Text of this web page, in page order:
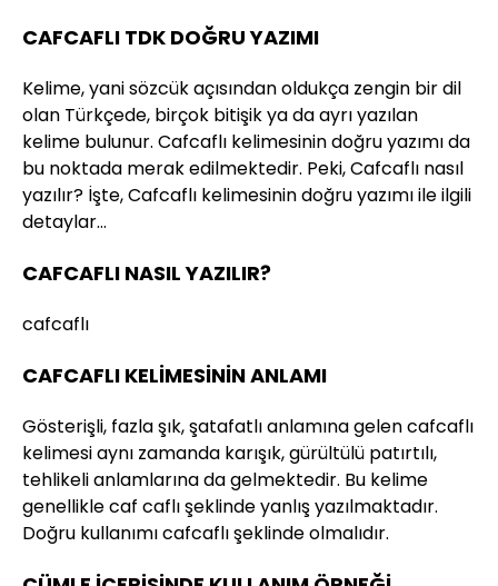
CAFCAFLI TDK DOĞRU YAZIMI
Kelime, yani sözcük açısından oldukça zengin bir dil
olan Türkçede, birçok bitişik ya da ayrı yazılan
kelime bulunur. Cafcaflı kelimesinin doğru yazımı da
bu noktada merak edilmektedir. Peki, Cafcaflı nasıl
yazılır? İşte, Cafcaflı kelimesinin doğru yazımı ile ilgili
detaylar…
CAFCAFLI NASIL YAZILIR?
cafcaflı
CAFCAFLI KELİMESİNİN ANLAMI
Gösterişli, fazla şık, şatafatlı anlamına gelen cafcaflı
kelimesi aynı zamanda karışık, gürültülü patırtılı,
tehlikeli anlamlarına da gelmektedir. Bu kelime
genellikle caf caflı şeklinde yanlış yazılmaktadır.
Doğru kullanımı cafcaflı şeklinde olmalıdır.